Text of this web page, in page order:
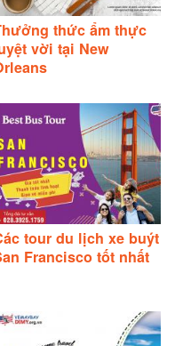
thức ẩm thực
vời tại New
tour du lịch xe buýt
Francisco tốt nhất